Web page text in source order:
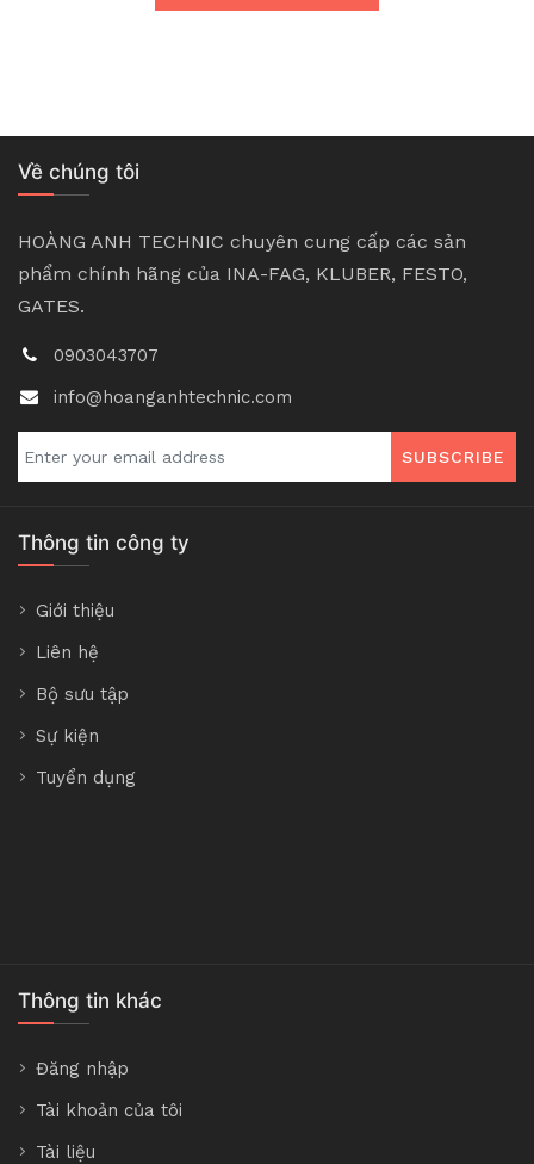
Về chúng tôi
HOÀNG ANH TECHNIC chuyên cung cấp các sản
phẩm chính hãng của INA-FAG, KLUBER, FESTO,
GATES.
0903043707
info@hoanganhtechnic.com
SUBSCRIBE
Thông tin công ty
Giới thiệu
Liên hệ
Bộ sưu tập
Sự kiện
Tuyển dụng
Thông tin khác
Đăng nhập
Tài khoản của tôi
Tài liệu